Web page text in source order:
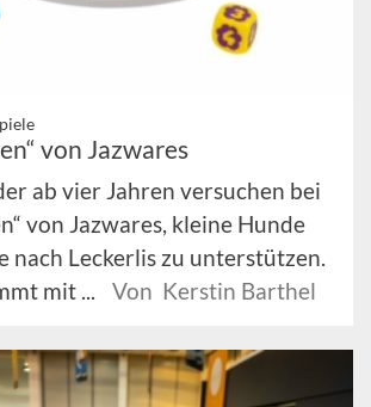
von Jazwares
ab vier Jahren versuchen bei
von Jazwares, kleine Hunde
nach Leckerlis zu unterstützen.
mit ...
Von Kerstin Barthel